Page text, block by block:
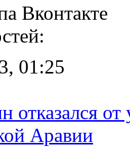
Вконтакте
01:25
отказался от
Аравии